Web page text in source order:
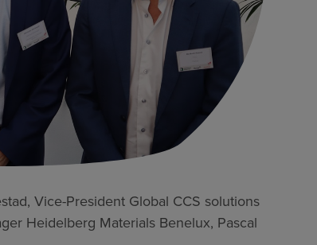
Vice-President Global CCS solutions
Heidelberg Materials Benelux, Pascal